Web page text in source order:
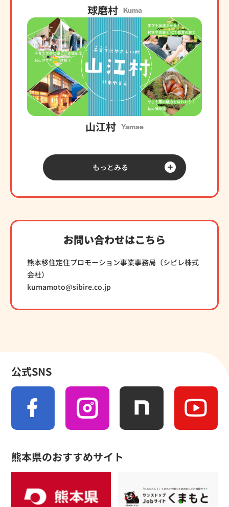
球磨村 Kuma
山江村 Yamae
もっとみる
お問い合わせはこちら
熊本移住定住プロモーション事業事務局（シビレ株式
会社）
kumamoto@sibire.co.jp
熊本県のおすすめサイト
公式SNS